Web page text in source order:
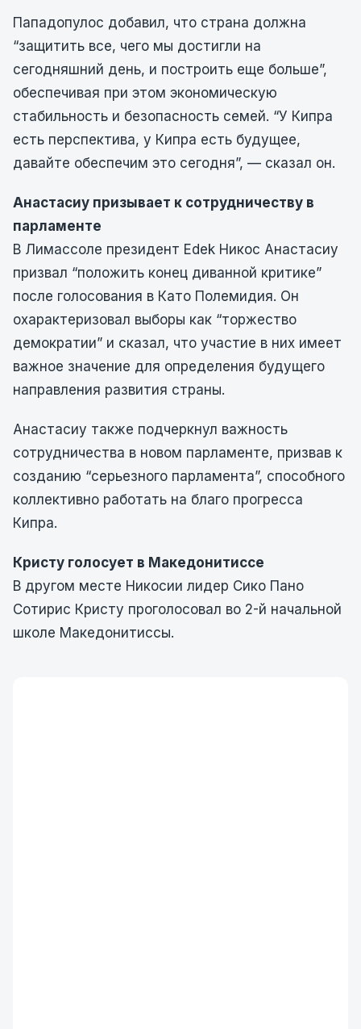
Пападопулос добавил, что страна должна
“защитить все, чего мы достигли на
сегодняшний день, и построить еще больше”,
обеспечивая при этом экономическую
стабильность и безопасность семей. “У Кипра
есть перспектива, у Кипра есть будущее,
давайте обеспечим это сегодня”, — сказал он.
Анастасиу призывает к сотрудничеству в
парламенте
В Лимассоле президент Edek Никос Анастасиу
призвал “положить конец диванной критике”
после голосования в Като Полемидия. Он
охарактеризовал выборы как “торжество
демократии” и сказал, что участие в них имеет
важное значение для определения будущего
направления развития страны.
Анастасиу также подчеркнул важность
сотрудничества в новом парламенте, призвав к
созданию “серьезного парламента”, способного
коллективно работать на благо прогресса
Кипра.
Кристу голосует в Македонитиссе
В другом месте Никосии лидер Сико Пано
Сотирис Кристу проголосовал во 2-й начальной
школе Македонитиссы.